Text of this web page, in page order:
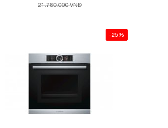
21.780.000 VNĐ
-25%